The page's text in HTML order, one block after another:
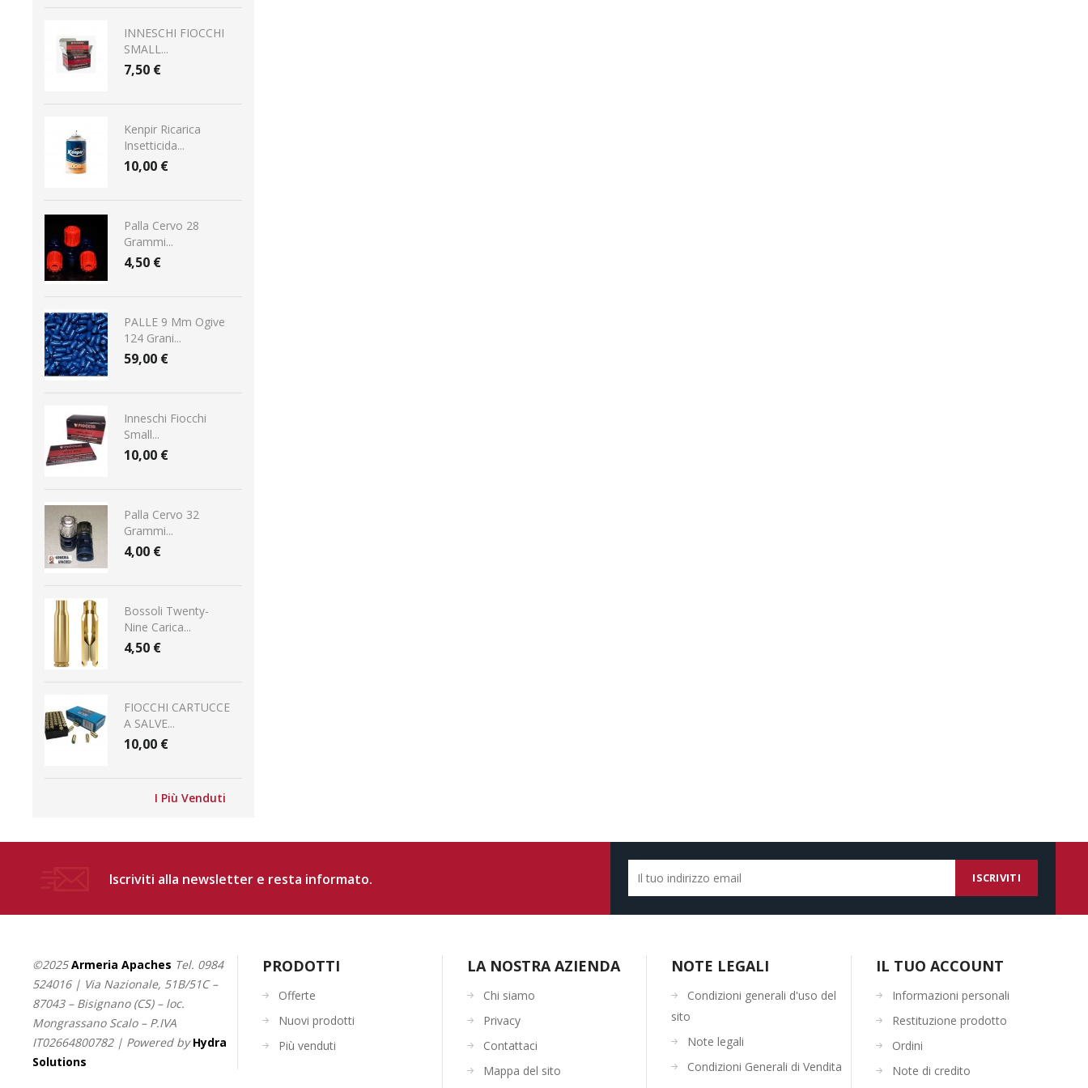
INNESCHI FIOCCHI
SMALL...
7,50 €
Kenpir Ricarica
Insetticida...
10,00 €
Palla Cervo 28
Grammi...
4,50 €
PALLE 9 Mm Ogive
124 Grani...
59,00 €
Inneschi Fiocchi
Small...
10,00 €
Palla Cervo 32
Grammi...
4,00 €
Bossoli Twenty-
Nine Carica...
4,50 €
FIOCCHI CARTUCCE
A SALVE...
10,00 €
I Più Venduti
Iscriviti alla newsletter e resta informato.
©2025Armeria Apaches Tel. 0984
524016| Via Nazionale, 51B/51C –
87043 – Bisignano (CS) – loc.
Mongrassano Scalo – P.IVA
IT02664800782 | Powered byHydra
Solutions
PRODOTTI
Offerte
Nuovi prodotti
Più venduti
LA NOSTRA AZIENDA
Chi siamo
Privacy
Contattaci
Mappa del sito
NOTE LEGALI
Condizioni generali d'uso del
sito
Note legali
Condizioni Generali di Vendita
IL TUO ACCOUNT
Informazioni personali
Restituzione prodotto
Ordini
Note di credito